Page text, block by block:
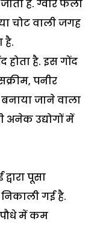
है. ग्वार फली
चोट वाली जगह
है.
है. इस गोंद
पनीर
जाने वाला
अनेक उद्योगों में
पूसा
गई है.
पौधे में कम